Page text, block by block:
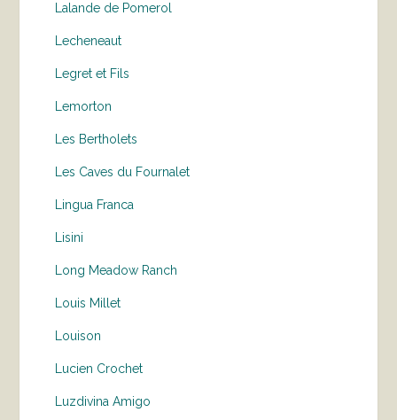
Lalande de Pomerol
Lecheneaut
Legret et Fils
Lemorton
Les Bertholets
Les Caves du Fournalet
Lingua Franca
Lisini
Long Meadow Ranch
Louis Millet
Louison
Lucien Crochet
Luzdivina Amigo